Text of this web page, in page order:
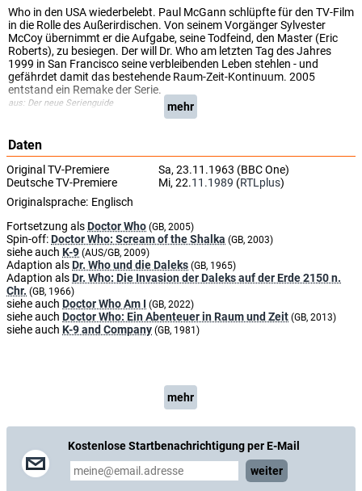
Who in den USA wiederbelebt. Paul McGann schlüpfte für den TV-Film
in die Rolle des Außerirdischen. Von seinem Vorgänger Sylvester
McCoy übernimmt er die Aufgabe, seine Todfeind, den Master (Eric
Roberts), zu besiegen. Der will Dr. Who am letzten Tag des Jahres
1999 in San Francisco seine verbleibenden Leben stehlen - und
gefährdet damit das bestehende Raum-Zeit-Kontinuum. 2005
entstand ein Remake der Serie.
aus: Der neue Serienguide mehr
Daten
Original TV-Premiere
Sa, 23.11.1963 (BBC One)
Deutsche TV-Premiere
Mi, 22.11.1989 (RTLplus)
Originalsprache: Englisch
Fortsetzung alsDoctor Who (GB, 2005)
Spin-off:Doctor Who: Scream of the Shalka (GB, 2003)
siehe auch K-9 (AUS/GB, 2009)
Adaption alsDr. Who und die Daleks (GB, 1965)
Adaption alsDr. Who: Die Invasion der Daleks auf der Erde 2150 n.
Chr. (GB, 1966)
siehe auch Doctor Who Am I (GB, 2022)
siehe auch Doctor Who: Ein Abenteuer in Raum und Zeit (GB, 2013)
siehe auch K-9 and Company (GB, 1981)
mehr
Kostenlose Startbenachrichtigung per E-Mail
weiter